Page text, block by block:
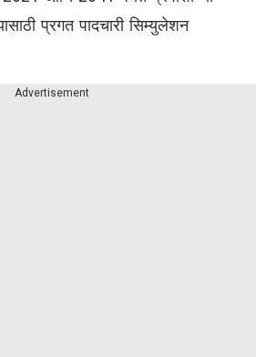
प्रगत पादचारी सिम्युलेशन
Advertisement